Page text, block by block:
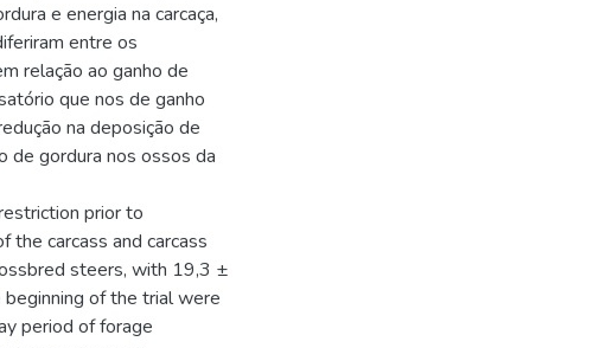
e energia na carcaça,
entre os
relação ao ganho de
que nos de ganho
na deposição de
de gordura nos ossos da
prior to
the carcass and carcass
steers, with 19,3 ±
of the trial were
period of forage